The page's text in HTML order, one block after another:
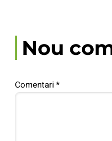
Nou
Comentari *